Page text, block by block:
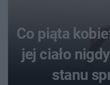
Co piąta
jej ciało
stanu